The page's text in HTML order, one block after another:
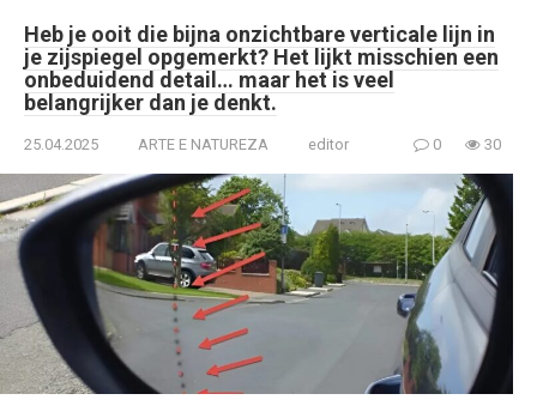
Heb je ooit die bijna onzichtbare verticale lijn in
je zijspiegel opgemerkt? Het lijkt misschien een
onbeduidend detail… maar het is veel
belangrijker dan je denkt.
25.04.2025 ARTE E NATUREZA editor 0 30